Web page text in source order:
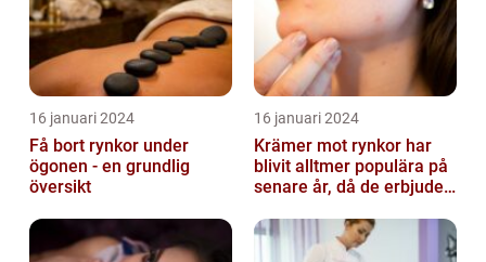
16 januari 2024
Få bort rynkor under
ögonen - en grundlig
översikt
16 januari 2024
Krämer mot rynkor har
blivit alltmer populära på
senare år, då de erbjuder
lösni...